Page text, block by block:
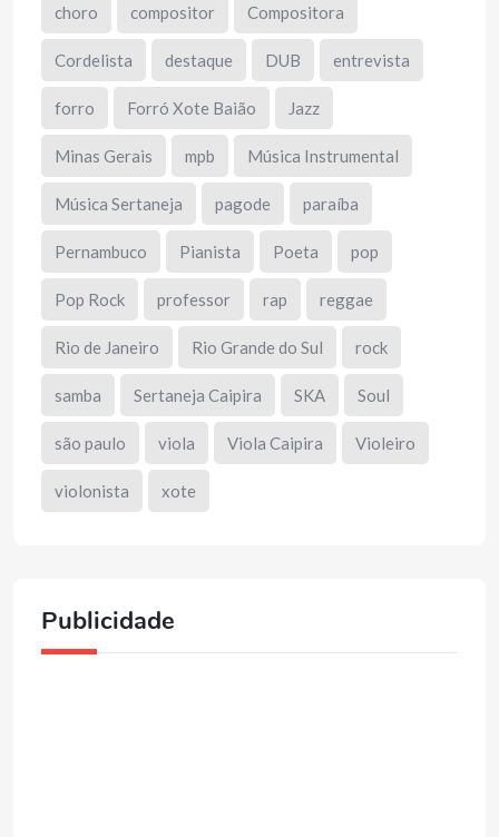
choro compositor Compositora
Cordelista destaque DUB entrevista
forro Forró Xote Baião Jazz
Minas Gerais mpb Música Instrumental
Música Sertaneja pagode paraíba
Pernambuco Pianista Poeta pop
Pop Rock professor rap reggae
Rio de Janeiro Rio Grande do Sul rock
samba Sertaneja Caipira SKA Soul
são paulo viola Viola Caipira Violeiro
violonista xote
Publicidade